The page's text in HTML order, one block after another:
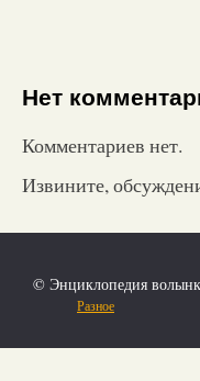
Нет
Комментариев нет.
Извините,
© Энциклопедия
Разное